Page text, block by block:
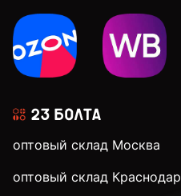
оптовый склад Москва
оптовый склад Краснодар